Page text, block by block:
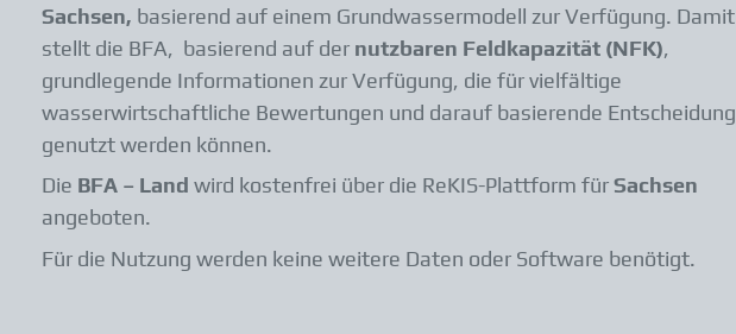
Sachsen, basierend auf einem Grundwassermodell zur Verfügung. Damit
stellt die BFA, basierend auf der nutzbaren Feldkapazität (NFK),
grundlegende Informationen zur Verfügung, die für vielfältige
wasserwirtschaftliche Bewertungen und darauf basierende
genutzt werden können.
Die BFA – Land wird kostenfrei über die ReKIS-Plattform fürSachsen
angeboten.
Für die Nutzung werden keine weitere Daten oder Software benötigt.